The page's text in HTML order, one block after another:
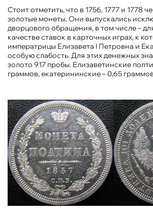
Стоит отметить, что в 1756, 1777 и 1778
золотые монеты. Они выпускались
дворцового обращения, в том числе –
качестве ставок в карточных играх, к
императрицы Елизавета I Петровна и
особую слабость. Для этих денежных
золото 917 пробы. Елизаветинские
граммов, екатерининские – 0,65